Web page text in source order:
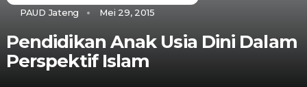
PAUD Jateng
Mei 29, 2015
Pendidikan Anak Usia Dini Dalam
Perspektif Islam